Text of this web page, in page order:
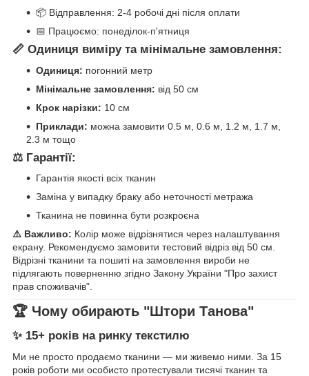
📦 Відправлення: 2-4 робочі дні після оплати
📅 Працюємо: понеділок-п'ятниця
📏 Одиниця виміру та мінімальне замовлення:
Одиниця: погонний метр
Мінімальне замовлення: від 50 см
Крок нарізки: 10 см
Приклади: можна замовити 0.5 м, 0.6 м, 1.2 м, 1.7 м,
2.3 м тощо
⚖️ Гарантії:
Гарантія якості всіх тканин
Заміна у випадку браку або неточності метража
Тканина не повинна бути розкроєна
⚠️ Важливо: Колір може відрізнятися через налаштування
екрану. Рекомендуємо замовити тестовий відріз від 50 см.
Відрізні тканини та пошиті на замовлення вироби не
підлягають поверненню згідно Закону України "Про захист
прав споживачів".
🏆 Чому обирають "Штори Танова"
✨ 15+ років на ринку текстилю
Ми не просто продаємо тканини — ми живемо ними. За 15
років роботи ми особисто протестували тисячі тканин та